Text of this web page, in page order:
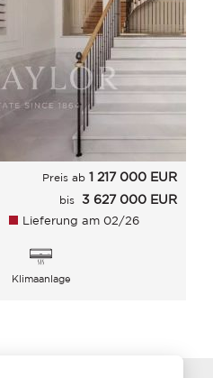
Preis ab 1 217 000 EUR
bis 3 627 000 EUR
Lieferung am 02/26
Klimaanlage